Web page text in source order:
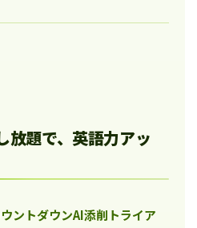
放題で、英語力アッ
ントダウンAI添削トライア